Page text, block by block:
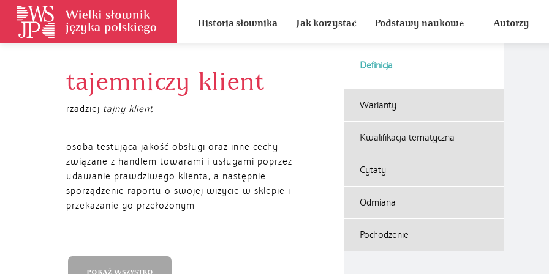
Historia słownika Jak korzystać Podstawy naukowe Autorzy
tajemniczy klient
rzadziej tajny klient
Definicja
osoba testująca jakość obsługi oraz inne cechy
związane z handlem towarami i usługami poprzez
udawanie prawdziwego klienta, a następnie
sporządzenie raportu o swojej wizycie w sklepie i
przekazanie go przełożonym
Warianty
Kwalifikacja tematyczna
Cytaty
Odmiana
Pochodzenie